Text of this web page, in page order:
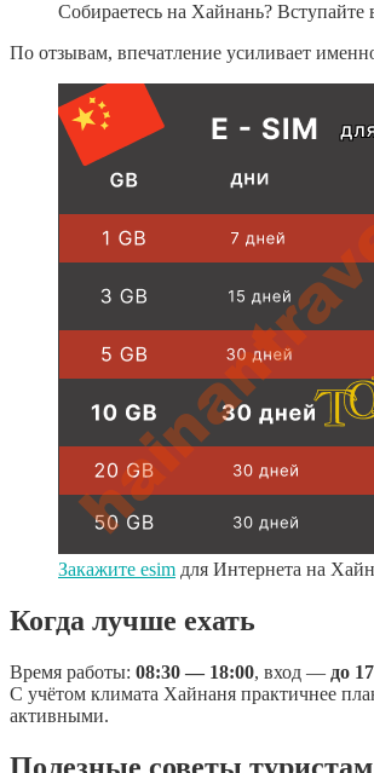
Собираетесь на Хайнань? Вступайте
По отзывам, впечатление усиливает
Закажите esim для Интернета на
Когда лучше ехать
Время работы: 08:30 — 18:00, вход — до
С учётом климата Хайнаня практичнее
активными.